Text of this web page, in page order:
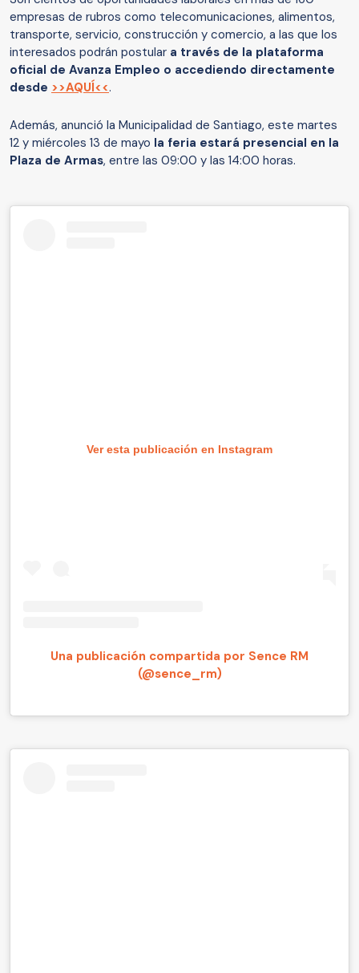
empresas de rubros como telecomunicaciones, alimentos,
transporte, servicio, construcción y comercio, a las que los
interesados podrán postular a través de la plataforma
oficial de Avanza Empleo o accediendo directamente
desde >>AQUÍ<<.
Además, anunció la Municipalidad de Santiago, este martes
12 y miércoles 13 de mayo la feria estará presencial en la
Plaza de Armas, entre las 09:00 y las 14:00 horas.
Ver esta publicación en Instagram
Una publicación compartida por Sence RM
(@sence_rm)